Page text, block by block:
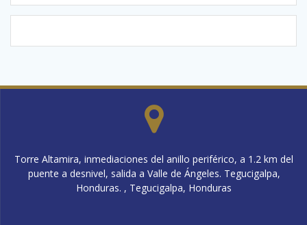
Torre Altamira, inmediaciones del anillo periférico, a 1.2 km del
puente a desnivel, salida a Valle de Ángeles. Tegucigalpa,
Honduras. , Tegucigalpa, Honduras